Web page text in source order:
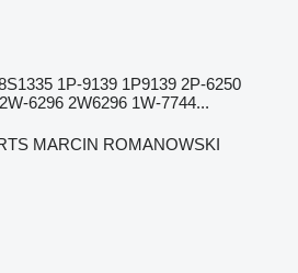
1P-9139 1P9139 2P-6250
6296 2W6296 1W-7744...
MARCIN ROMANOWSKI